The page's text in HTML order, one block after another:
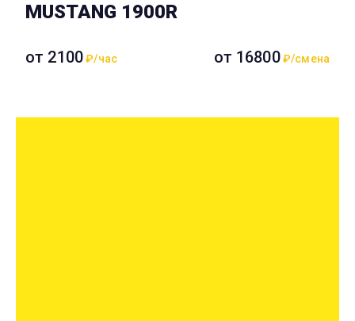
MUSTANG 1900R
от 2100₽/час от 16800₽/смена